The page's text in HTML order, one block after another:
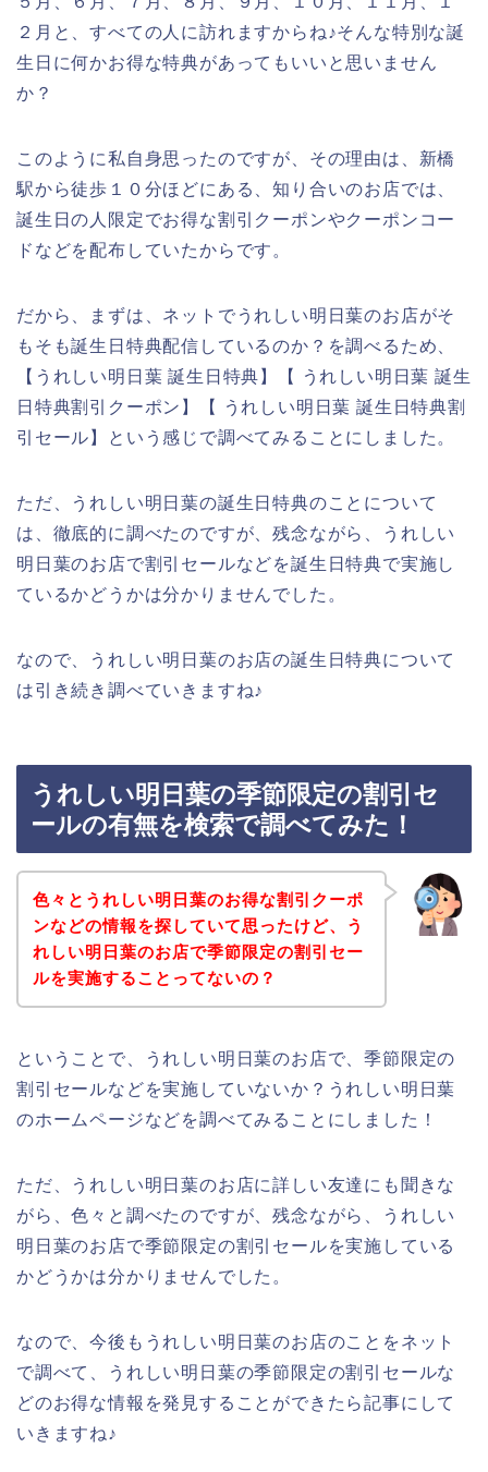
２月と、すべての人に訪れますからね♪そんな特別な誕
生日に何かお得な特典があってもいいと思いません
か？
このように私自身思ったのですが、その理由は、新橋
駅から徒歩１０分ほどにある、知り合いのお店では、
誕生日の人限定でお得な割引クーポンやクーポンコー
ドなどを配布していたからです。
だから、まずは、ネットでうれしい明日葉のお店がそ
もそも誕生日特典配信しているのか？を調べるため、
【うれしい明日葉 誕生日特典】【 うれしい明日葉 誕生
日特典割引クーポン】【 うれしい明日葉 誕生日特典割
引セール】という感じで調べてみることにしました。
ただ、うれしい明日葉の誕生日特典のことについて
は、徹底的に調べたのですが、残念ながら、うれしい
明日葉のお店で割引セールなどを誕生日特典で実施し
ているかどうかは分かりませんでした。
なので、うれしい明日葉のお店の誕生日特典について
は引き続き調べていきますね♪
うれしい明日葉の季節限定の割引セ
ールの有無を検索で調べてみた！
色々とうれしい明日葉のお得な割引クーポ
ンなどの情報を探していて思ったけど、う
れしい明日葉のお店で季節限定の割引セー
ルを実施することってないの？
ということで、うれしい明日葉のお店で、季節限定の
割引セールなどを実施していないか？うれしい明日葉
のホームページなどを調べてみることにしました！
ただ、うれしい明日葉のお店に詳しい友達にも聞きな
がら、色々と調べたのですが、残念ながら、うれしい
明日葉のお店で季節限定の割引セールを実施している
かどうかは分かりませんでした。
なので、今後もうれしい明日葉のお店のことをネット
で調べて、うれしい明日葉の季節限定の割引セールな
どのお得な情報を発見することができたら記事にして
いきますね♪